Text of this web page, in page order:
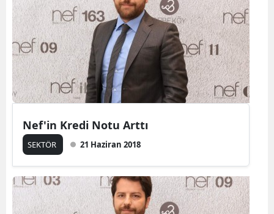
Nef'in Kredi Notu Arttı
SEKTÖR 21 Haziran 2018